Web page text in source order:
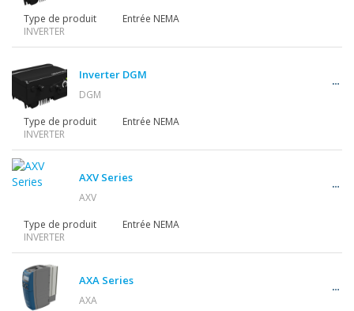
Motoréducteurs
Motors
Variateurs
Accessoires
Autres séries
Type de produit
INVERTER
Entrée NEMA
Inverter DGM
DGM
Type de produit
INVERTER
Entrée NEMA
AXV Series
AXV
Type de produit
INVERTER
Entrée NEMA
AXA Series
AXA